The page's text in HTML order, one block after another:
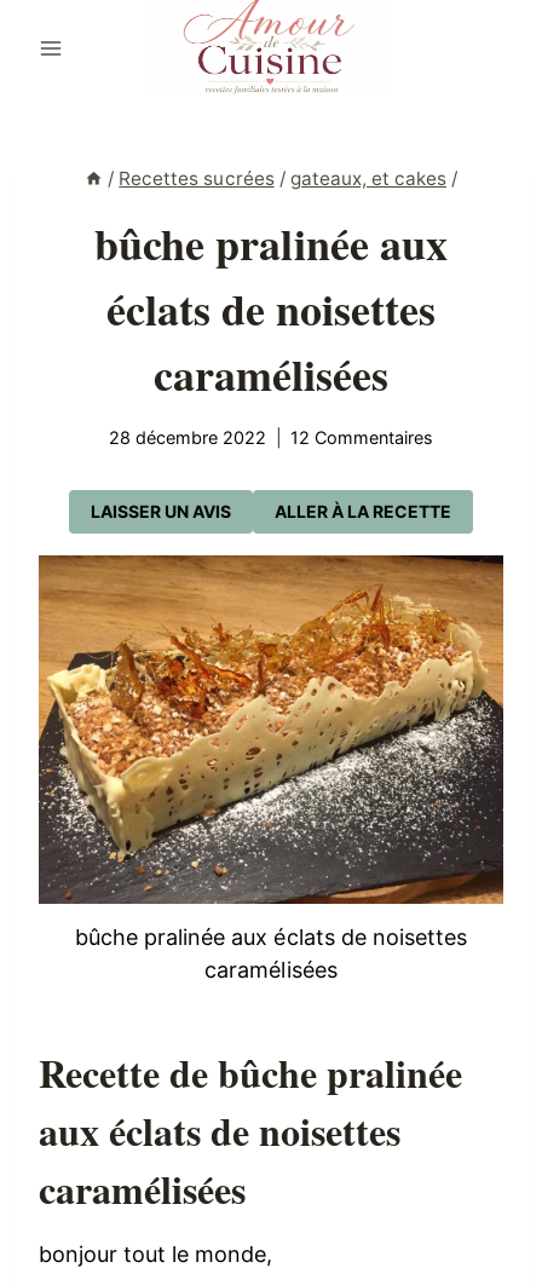
/ Recettes sucrées / gateaux, et cakes /
bûche pralinée aux
éclats de noisettes
caramélisées
28 décembre 2022 12 Commentaires
ALLER À LA RECETTE
LAISSER UN AVIS
bûche pralinée aux éclats de noisettes
caramélisées
Recette de bûche pralinée
aux éclats de noisettes
caramélisées
bonjour tout le monde,